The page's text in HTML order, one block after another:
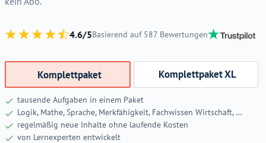
4.6/5Basierend auf 587 Bewertungen
Komplettpaket Komplettpaket XL
tausende Aufgaben in einem Paket
Logik, Mathe, Sprache, Merkfähigkeit, Fachwissen Wirtschaft, …
regelmäßig neue Inhalte ohne laufende Kosten
von Lernexperten entwickelt